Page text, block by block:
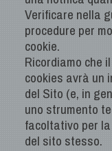
Verificare nella
procedure per
cookie.
Ricordiamo che
cookies avrà un
del Sito (e, in
uno strumento
facoltativo per
del sito stesso.